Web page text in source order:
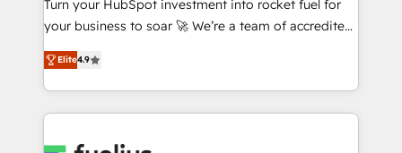
GuardHub: our AI governance framework, built on
ISO 42001 Ready for the next step? Click the 👈
'𝗖𝗼𝗻𝘁𝗮𝗰𝘁 𝗯𝘂𝘀𝗶𝗻𝗲𝘀𝘀' button to get in touch (𝘸𝘦'𝘳𝘦
𝘴𝘶𝘱𝘦𝘳 𝘳𝘦𝘴𝘱𝘰𝘯𝘴𝘪𝘷𝘦)
Turn your HubSpot investment into rocket fuel for
your business to soar 🚀 We’re a team of accredited
HubSpot experts ready to help you. We can
implement the platform into complex business
environments, optimise what you've got and make
sure you can actually use it, build your website in
Elite4.9